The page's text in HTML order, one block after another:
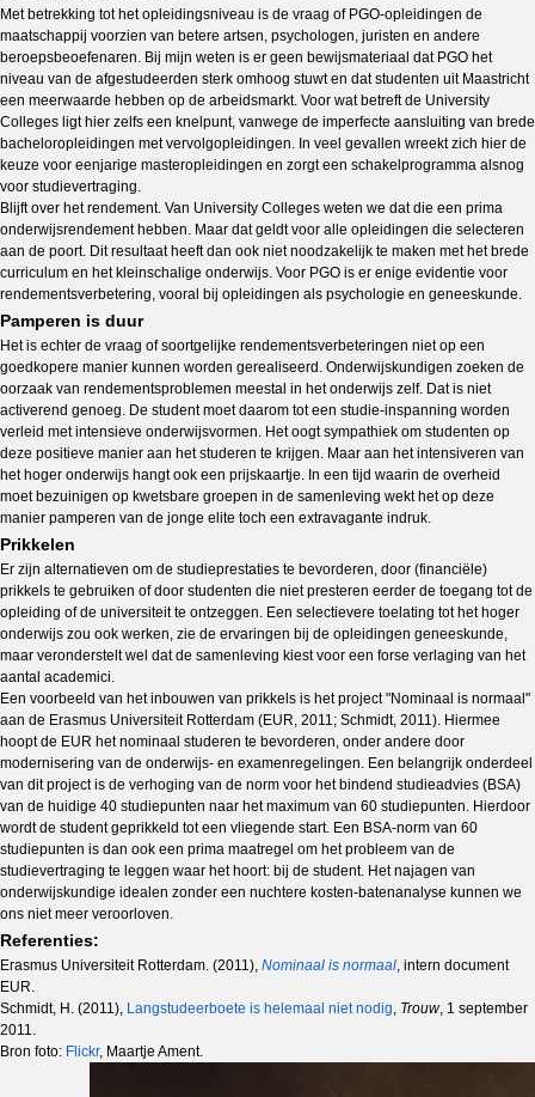
Met betrekking tot het opleidingsniveau is de vraag of PGO-opleidingen de
maatschappij voorzien van betere artsen, psychologen, juristen en andere
beroepsbeoefenaren. Bij mijn weten is er geen bewijsmateriaal dat PGO het
niveau van de afgestudeerden sterk omhoog stuwt en dat studenten uit Maastricht
een meerwaarde hebben op de arbeidsmarkt. Voor wat betreft de University
Colleges ligt hier zelfs een knelpunt, vanwege de imperfecte aansluiting van brede
bacheloropleidingen met vervolgopleidingen. In veel gevallen wreekt zich hier de
keuze voor eenjarige masteropleidingen en zorgt een schakelprogramma alsnog
voor studievertraging.
Blijft over het rendement. Van University Colleges weten we dat die een prima
onderwijsrendement hebben. Maar dat geldt voor alle opleidingen die selecteren
aan de poort. Dit resultaat heeft dan ook niet noodzakelijk te maken met het brede
curriculum en het kleinschalige onderwijs. Voor PGO is er enige evidentie voor
rendementsverbetering, vooral bij opleidingen als psychologie en geneeskunde.
Pamperen is duur
Het is echter de vraag of soortgelijke rendementsverbeteringen niet op een
goedkopere manier kunnen worden gerealiseerd. Onderwijskundigen zoeken de
oorzaak van rendementsproblemen meestal in het onderwijs zelf. Dat is niet
activerend genoeg. De student moet daarom tot een studie-inspanning worden
verleid met intensieve onderwijsvormen. Het oogt sympathiek om studenten op
deze positieve manier aan het studeren te krijgen. Maar aan het intensiveren van
het hoger onderwijs hangt ook een prijskaartje. In een tijd waarin de overheid
moet bezuinigen op kwetsbare groepen in de samenleving wekt het op deze
manier pamperen van de jonge elite toch een extravagante indruk.
Prikkelen
Er zijn alternatieven om de studieprestaties te bevorderen, door (financiële)
prikkels te gebruiken of door studenten die niet presteren eerder de toegang tot de
opleiding of de universiteit te ontzeggen. Een selectievere toelating tot het hoger
onderwijs zou ook werken, zie de ervaringen bij de opleidingen geneeskunde,
maar veronderstelt wel dat de samenleving kiest voor een forse verlaging van het
aantal academici.
Een voorbeeld van het inbouwen van prikkels is het project "Nominaal is normaal"
aan de Erasmus Universiteit Rotterdam (EUR, 2011; Schmidt, 2011). Hiermee
hoopt de EUR het nominaal studeren te bevorderen, onder andere door
modernisering van de onderwijs- en examenregelingen. Een belangrijk onderdeel
van dit project is de verhoging van de norm voor het bindend studieadvies (BSA)
van de huidige 40 studiepunten naar het maximum van 60 studiepunten. Hierdoor
wordt de student geprikkeld tot een vliegende start. Een BSA-norm van 60
studiepunten is dan ook een prima maatregel om het probleem van de
studievertraging te leggen waar het hoort: bij de student. Het najagen van
onderwijskundige idealen zonder een nuchtere kosten-batenanalyse kunnen we
ons niet meer veroorloven.
Referenties:
Erasmus Universiteit Rotterdam. (2011), Nominaal is normaal, intern document
EUR.
Schmidt, H. (2011), Langstudeerboete is helemaal niet nodig, Trouw, 1 september
2011.
Bron foto: Flickr, Maartje Ament.